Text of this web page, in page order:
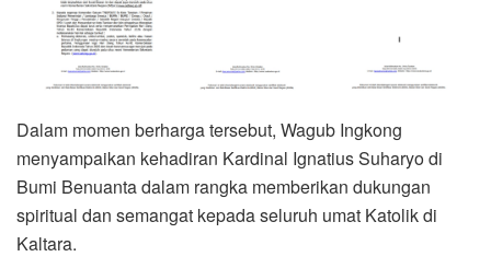
Dalam momen berharga tersebut, Wagub Ingkong
menyampaikan kehadiran Kardinal Ignatius Suharyo di
Bumi Benuanta dalam rangka memberikan dukungan
spiritual dan semangat kepada seluruh umat Katolik di
Kaltara.